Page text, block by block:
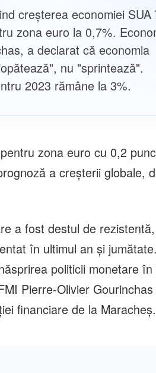
creşterea economiei SUA
zona euro la 0,7%.
a declarat că economia
nu "sprintează".
2023 rămâne la 3%.
zona euro cu 0,2
a creşterii globale,
a fost destul de
în ultimul an şi
politicii monetare
Pierre-Olivier
financiare de la Maracheş.